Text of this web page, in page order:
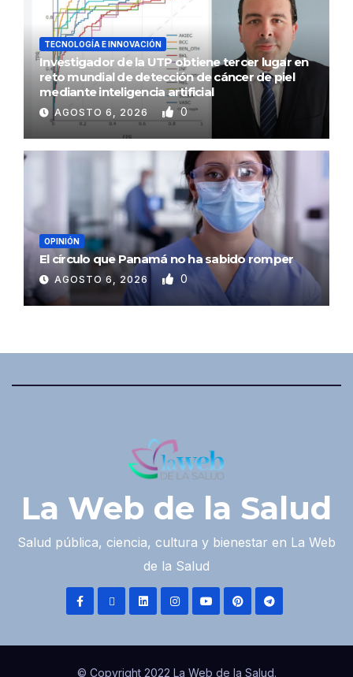
TECNOLOGÍA E INNOVACIÓN
Investigador de la UTP obtiene tercer lugar en
reto mundial de detección de cáncer de piel
mediante inteligencia artificial
AGOSTO 6, 2026 0
OPINIÓN
El círculo que Panamá no ha sabido romper
AGOSTO 6, 2026 0
La Web de la Salud
Salud pública, ciencia, cultura y bienestar en La Web
de la Salud
© Copyright 2022 La Web de la Salud.